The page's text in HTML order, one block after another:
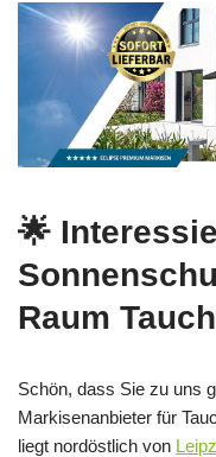
🌟
Raum
Schön, dass Sie zu uns
Markisenanbieter für
liegt nordöstlich von